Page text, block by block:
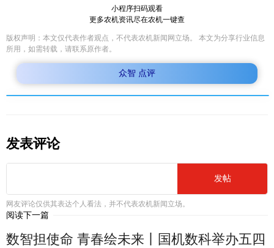
小程序扫码观看
更多农机资讯尽在农机一键查
版权声明：本文仅代表作者观点，不代表农机新闻网立场。 本文为分享行业信息
所用，如需转载，请联系原作者。
众智 点评
发表评论
发帖
网友评论仅供其表达个人看法，并不代表农机新闻立场。
阅读下一篇
数智担使命 青春绘未来丨国机数科举办五四